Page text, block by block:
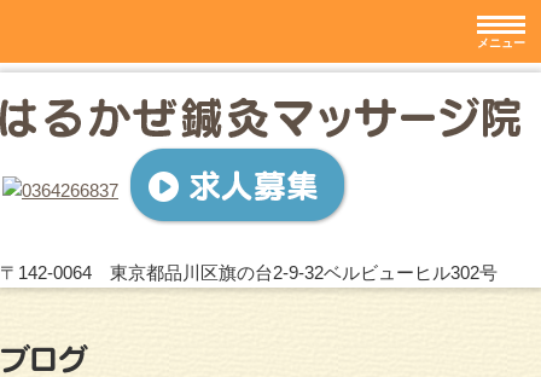
〒142-0064 東京都品川区旗の台2-9-32ベルビューヒル302号
ブログ